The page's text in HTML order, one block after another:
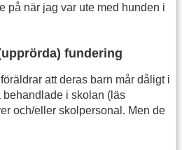
på när jag var ute med hunden i
fundering
att deras barn mår dåligt i
i skolan (läs
och/eller skolpersonal. Men de